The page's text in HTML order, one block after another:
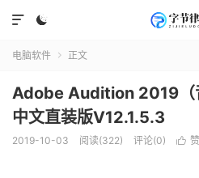


电脑软件  正文
Adobe Audition 2019（
中文直装版V12.1.5.3
2019-10-03 阅读(322) 评论(0) 